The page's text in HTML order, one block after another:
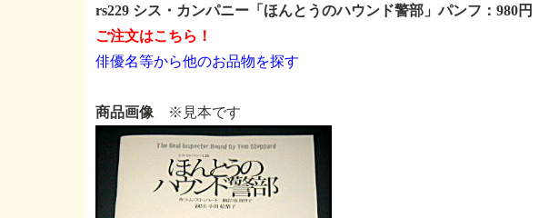
rs229 シス・カンパニー「ほんとうのハウンド警部」パンフ：980円
ご注文はこちら！
俳優名等から他のお品物を探す
商品画像 ※見本です